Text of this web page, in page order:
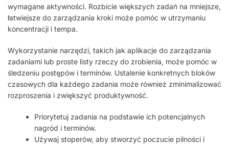
wymagane aktywności. Rozbicie większych zadań na mniejsze,
łatwiejsze do zarządzania kroki może pomóc w utrzymaniu
koncentracji i tempa.
Wykorzystanie narzędzi, takich jak aplikacje do zarządzania
zadaniami lub proste listy rzeczy do zrobienia, może pomóc w
śledzeniu postępów i terminów. Ustalenie konkretnych bloków
czasowych dla każdego zadania może również zminimalizować
rozproszenia i zwiększyć produktywność.
Priorytetuj zadania na podstawie ich potencjalnych
nagród i terminów.
Używaj stoperów, aby stworzyć poczucie pilności i